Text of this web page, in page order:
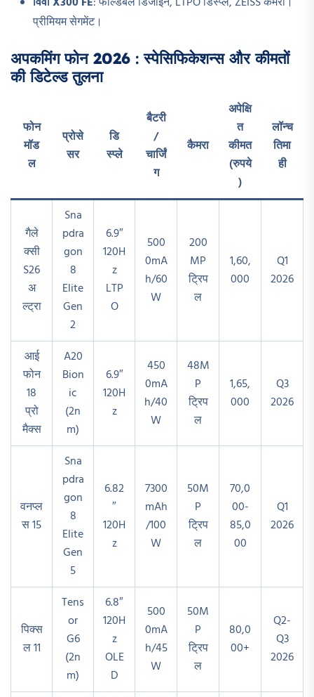
प्रीमियम सेगमेंट।​
अपकमिंग फोन 2026 :स्पेसिफिकेशन्स और कीमतों
की डिटेल्ड तुलना
फोन
मॉड
ल
प्रोसे
सर
डि
स्प्ले
बैटरी
/
चार्जिं
ग
कैमरा
अपेक्षि
त
कीमत
(रुपये
)
लॉन्च
तिमा
ही
गैले
क्सी
S26
अ
ल्ट्रा
Sna
pdra
gon
8
Elite
Gen
2
6.9″
120H
z
LTP
O
500
0mA
h/60
W
200
MP
ट्रिप
ल
1,60,
000
Q1
2026
आई
फोन
18
प्रो
मैक्स
A20
Bion
ic
(2n
m)
6.9″
120H
z
450
0mA
h/40
W
48M
P
ट्रिप
ल
1,65,
000
Q3
2026
वनप्ल
स 15
Sna
pdra
gon
8
Elite
Gen
5
6.82
″
120H
z
7300
mAh
/100
W
50M
P
ट्रिप
ल
70,0
00-
85,0
00
Q1
2026
पिक्स
ल 11
Tens
or
G6
(2n
m)
6.8″
120H
z
OLE
D
500
0mA
h/45
W
50M
P
ट्रिप
ल
80,0
00+
Q2-
Q3
2026